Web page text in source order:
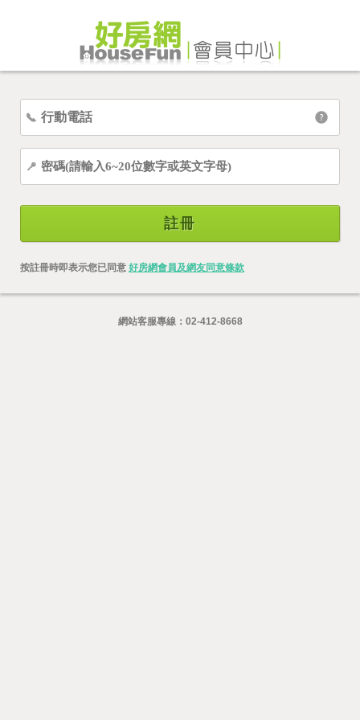
註冊
按註冊時即表示您已同意 好房網會員及網友同意條款
網站客服專線： 02-412-8668